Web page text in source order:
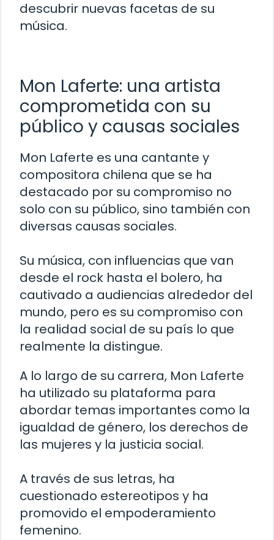
descubrir nuevas facetas de su
música.
Mon Laferte: una artista
comprometida con su
público y causas sociales
Mon Laferte es una cantante y
compositora chilena que se ha
destacado por su compromiso no
solo con su público, sino también con
diversas causas sociales.
Su música, con influencias que van
desde el rock hasta el bolero, ha
cautivado a audiencias alrededor del
mundo, pero es su compromiso con
la realidad social de su país lo que
realmente la distingue.
A lo largo de su carrera, Mon Laferte
ha utilizado su plataforma para
abordar temas importantes como la
igualdad de género, los derechos de
las mujeres y la justicia social.
A través de sus letras, ha
cuestionado estereotipos y ha
promovido el empoderamiento
femenino.